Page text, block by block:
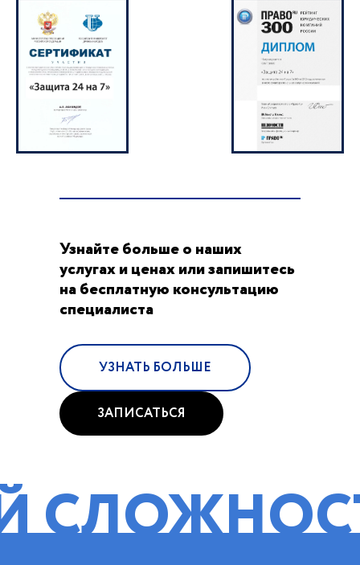
Узнайте больше о наших
услугах и ценах или запишитесь
на бесплатную консультацию
специалиста
УЗНАТЬ БОЛЬШЕ
ЗАПИСАТЬСЯ